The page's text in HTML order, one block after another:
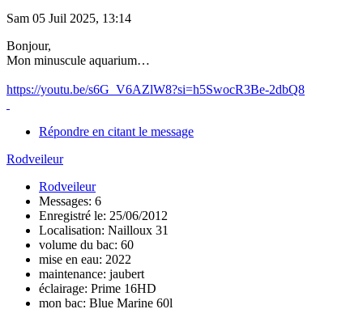
Sam 05 Juil 2025, 13:14
Bonjour,
Mon minuscule aquarium…
https://youtu.be/s6G_V6AZlW8?si=h5SwocR3Be-2dbQ8
Répondre en citant le message
Rodveileur
Rodveileur
Messages: 6
Enregistré le: 25/06/2012
Localisation: Nailloux 31
volume du bac: 60
mise en eau: 2022
maintenance: jaubert
éclairage: Prime 16HD
mon bac: Blue Marine 60l